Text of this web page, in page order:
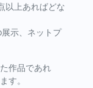
以上あればどな
示、ネットプ
作品であれ
す。